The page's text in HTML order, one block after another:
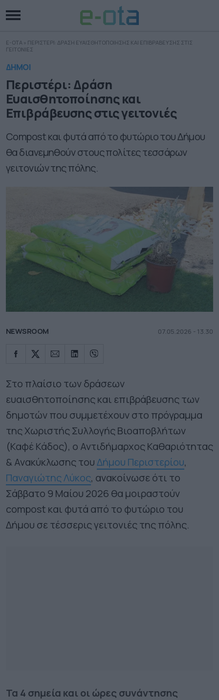
E-OTA » ΠΕΡΙΣΤΕΡΙ: ΔΡΑΣΗ ΕΥΑΙΣΘΗΤΟΠΟΙΗΣΗΣ ΚΑΙ ΕΠΙΒΡΑΒΕΥΣΗΣ ΣΤΙΣ
ΓΕΙΤΟΝΙΕΣ
ΔΗΜΟΙ
Περιστέρι: Δράση
Ευαισθητοποίησης και
Επιβράβευσης στις γειτονιές
Compost και φυτά από το φυτώριο του Δήμου
θα διανεμηθούν στους πολίτες τεσσάρων
γειτονιών της πόλης.
NEWSROOM 07.05.2026 - 13.30
Στο πλαίσιο των δράσεων
ευαισθητοποίησης και επιβράβευσης των
δημοτών που συμμετέχουν στο πρόγραμμα
της Χωριστής Συλλογής Βιοαποβλήτων
(Καφέ Κάδος), ο Αντιδήμαρχος Καθαριότητας
& Ανακύκλωσης τουΔήμου Περιστερίου,
Παναγιώτης Λύκος, ανακοίνωσε ότι το
Σάββατο 9 Μαίου 2026 θα μοιραστούν
compost και φυτά από το φυτώριο του
Δήμου σε τέσσερις γειτονιές της πόλης.
Τα 4 σημεία και οι ώρες συνάντησης